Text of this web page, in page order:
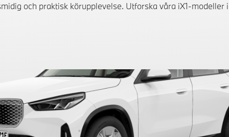
och praktisk körupplevelse. Utforska våra iX1-modeller